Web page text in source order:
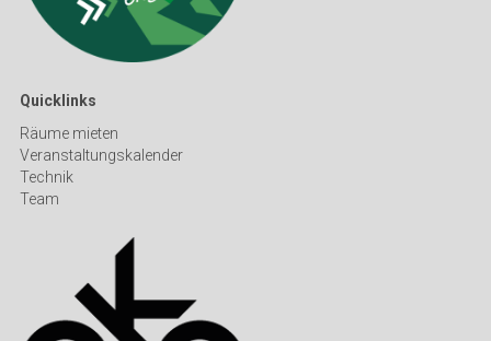
Quicklinks
Räume mieten
Veranstaltungskalender
Technik
Team